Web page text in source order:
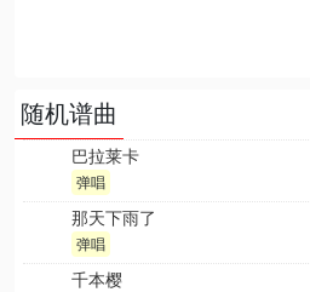
随机谱曲
巴拉莱卡
弹唱
那天下雨了
弹唱
千本樱